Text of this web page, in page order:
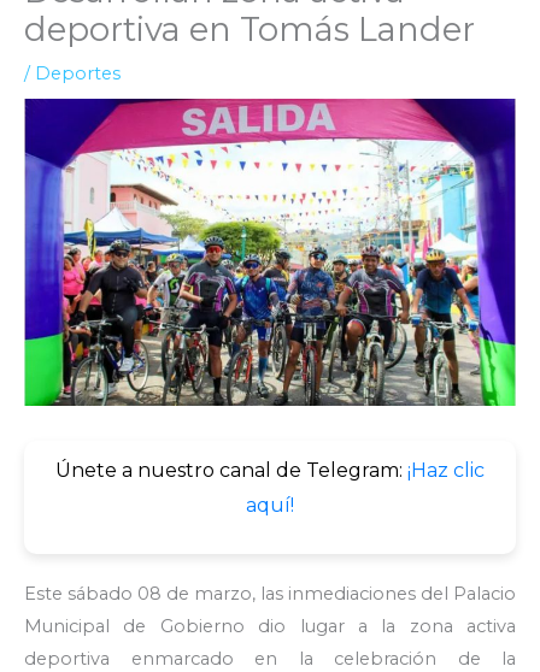
deportiva en Tomás Lander
/ Deportes
Únete a nuestro canal de Telegram: ¡Haz clic
aquí!
Este sábado 08 de marzo, las inmediaciones del Palacio
Municipal de Gobierno dio lugar a la zona activa
deportiva enmarcado en la celebración de la